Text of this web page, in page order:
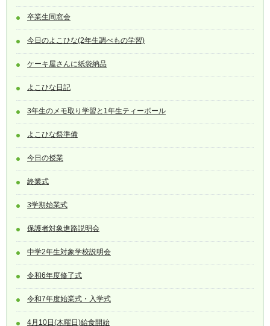
卒業生同窓会
今日のよこひな(2年生調べもの学習)
ケーキ屋さんに紙袋納品
よこひな日記
3年生のメモ取り学習と1年生ティーボール
よこひな祭準備
今日の授業
終業式
3学期始業式
保護者対象進路説明会
中学2年生対象学校説明会
令和6年度修了式
令和7年度始業式・入学式
4月10日(木曜日)給食開始